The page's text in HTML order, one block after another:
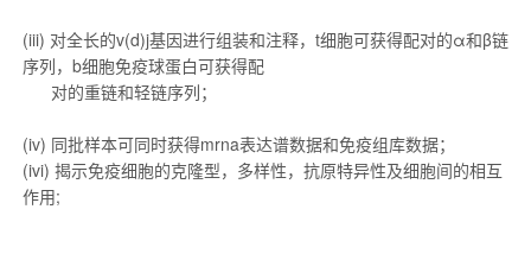
(iii) 对全长的v(d)j基因进行组装和注释，t细胞可获得配对的α和β链
序列，b细胞免疫球蛋白可获得配
对的重链和轻链序列；
(iv) 同批样本可同时获得mrna表达谱数据和免疫组库数据；
(ivi) 揭示免疫细胞的克隆型，多样性，抗原特异性及细胞间的相互
作用;